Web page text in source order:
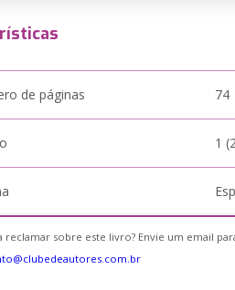
de páginas 74
1
reclamar sobre este livro? Envie um email